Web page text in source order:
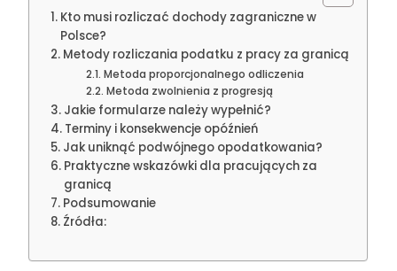
Kto musi rozliczać dochody zagraniczne w
Polsce?
Metody rozliczania podatku z pracy za granicą
Metoda proporcjonalnego odliczenia
Metoda zwolnienia z progresją
Jakie formularze należy wypełnić?
Terminy i konsekwencje opóźnień
Jak uniknąć podwójnego opodatkowania?
Praktyczne wskazówki dla pracujących za
granicą
Podsumowanie
Źródła: